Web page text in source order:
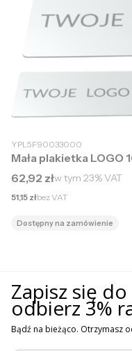
YPL5F90033000
Mała plakietka LOGO
Cena brutto
62,92 złw tym 23%VAT
Cena netto
51,15 złbez VAT
Dostępny na zamówienie
Zapisz się
odbierz 3%
Bądź na bieżąco. Otrzymasz